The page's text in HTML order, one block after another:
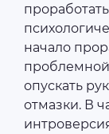
начало
опускать
отмазки. В